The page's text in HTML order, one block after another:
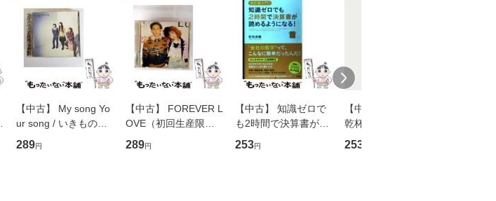
【中古】 My song Yo
ur song / いきものが
かり / [CD]【メール便
送料無料】
289円
【中古】 FOREVER L
OVE（初回生産限定
盤） / 清水翔太×加藤
ミリヤ / [CD]【メール
289円
【中古】 知識ゼロで
も2時間で決算書が読
めるようになる！ 会
計超入門！ / 佐伯 良
253円
【中古】 ウインクで
乾杯 (ノン・ポシェッ
ト) / 東野圭吾 / 祥伝
253